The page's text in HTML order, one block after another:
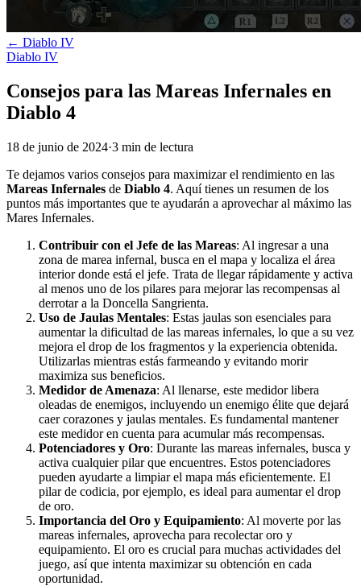
← Diablo IV
Diablo IV
Consejos para las Mareas Infernales en
Diablo 4
18 de junio de 2024·3 min de lectura
Te dejamos varios consejos para maximizar el rendimiento en las
Mareas Infernales de Diablo 4. Aquí tienes un resumen de los
puntos más importantes que te ayudarán a aprovechar al máximo las
Mares Infernales.
Contribuir con el Jefe de las Mareas: Al ingresar a una
zona de marea infernal, busca en el mapa y localiza el área
interior donde está el jefe. Trata de llegar rápidamente y activa
al menos uno de los pilares para mejorar las recompensas al
derrotar a la Doncella Sangrienta.
Uso de Jaulas Mentales: Estas jaulas son esenciales para
aumentar la dificultad de las mareas infernales, lo que a su vez
mejora el drop de los fragmentos y la experiencia obtenida.
Utilizarlas mientras estás farmeando y evitando morir
maximiza sus beneficios.
Medidor de Amenaza: Al llenarse, este medidor libera
oleadas de enemigos, incluyendo un enemigo élite que dejará
caer corazones y jaulas mentales. Es fundamental mantener
este medidor en cuenta para acumular más recompensas.
Potenciadores y Oro: Durante las mareas infernales, busca y
activa cualquier pilar que encuentres. Estos potenciadores
pueden ayudarte a limpiar el mapa más eficientemente. El
pilar de codicia, por ejemplo, es ideal para aumentar el drop
de oro.
Importancia del Oro y Equipamiento: Al moverte por las
mareas infernales, aprovecha para recolectar oro y
equipamiento. El oro es crucial para muchas actividades del
juego, así que intenta maximizar su obtención en cada
oportunidad.